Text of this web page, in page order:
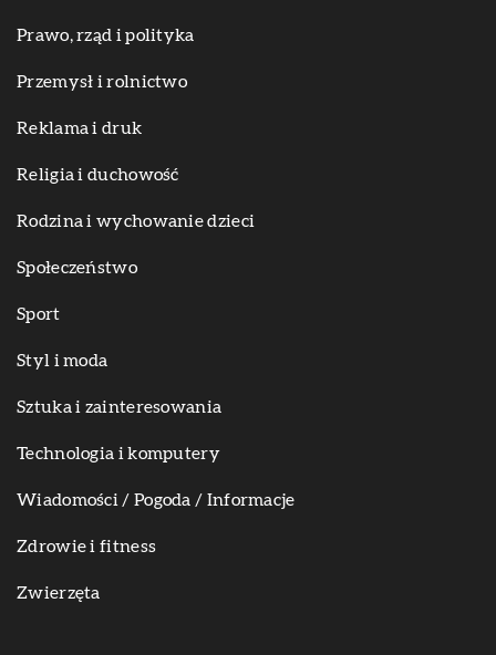
Prawo, rząd i polityka
Przemysł i rolnictwo
Reklama i druk
Religia i duchowość
Rodzina i wychowanie dzieci
Społeczeństwo
Sport
Styl i moda
Sztuka i zainteresowania
Technologia i komputery
Wiadomości / Pogoda / Informacje
Zdrowie i fitness
Zwierzęta